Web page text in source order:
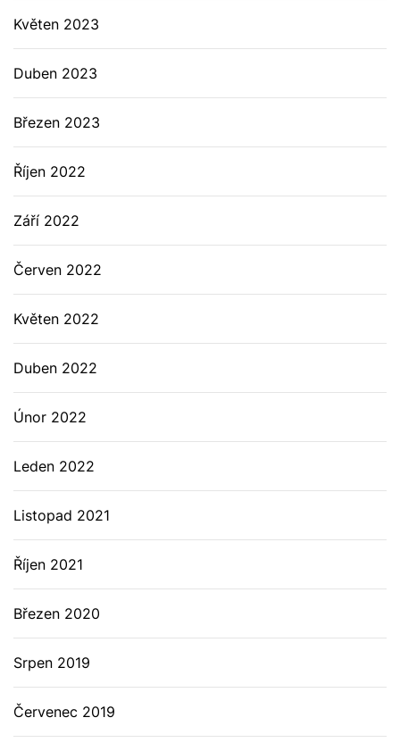
Květen 2023
Duben 2023
Březen 2023
Říjen 2022
Září 2022
Červen 2022
Květen 2022
Duben 2022
Únor 2022
Leden 2022
Listopad 2021
Říjen 2021
Březen 2020
Srpen 2019
Červenec 2019